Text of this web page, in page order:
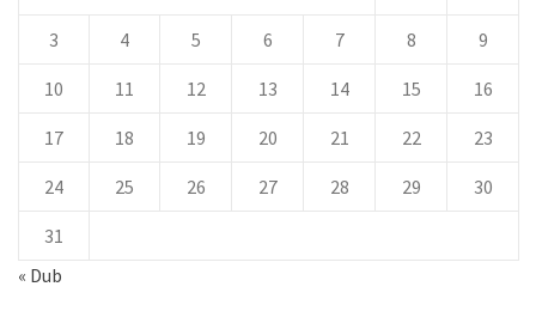
3 4 5 6 7 8 9
10 11 12 13 14 15 16
17 18 19 20 21 22 23
24 25 26 27 28 29 30
31
« Dub